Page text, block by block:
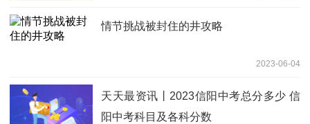
情节挑战被封住的井攻略
2023-06-04
天天最资讯丨2023信阳中考总分多少 信
阳中考科目及各科分数